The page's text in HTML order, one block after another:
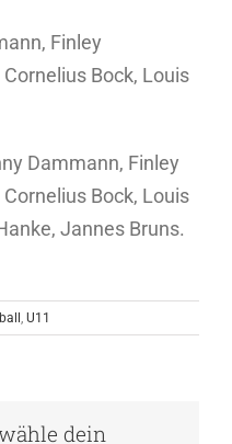
Finley
Bock, Louis
Dammann, Finley
Bock, Louis
Jannes Bruns.
, U11
dein